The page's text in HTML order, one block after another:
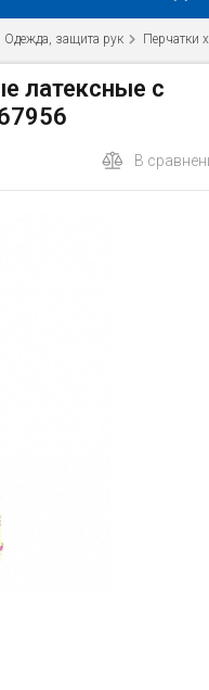
Одежда, защита рук Перчатки
латексные с
В